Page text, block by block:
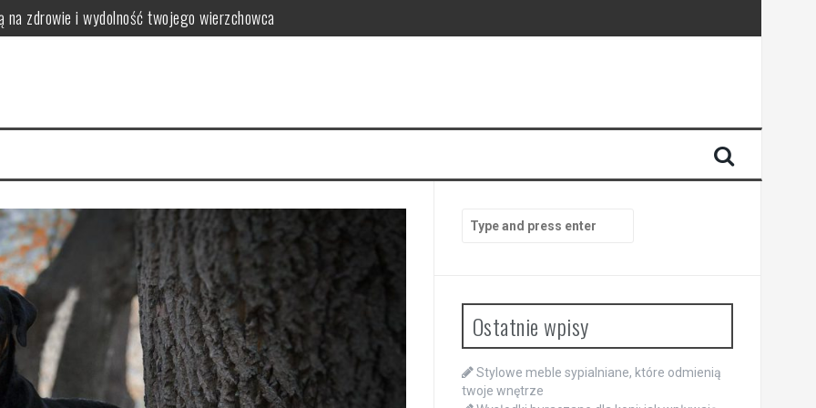
i opasów
warto poznać
twoje wnętrze
for:
Ostatnie wpisy
Stylowe meble sypialniane, które odmienią
twoje wnętrze